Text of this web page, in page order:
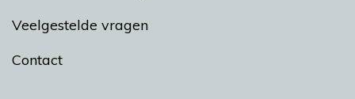
Veelgestelde vragen
Contact